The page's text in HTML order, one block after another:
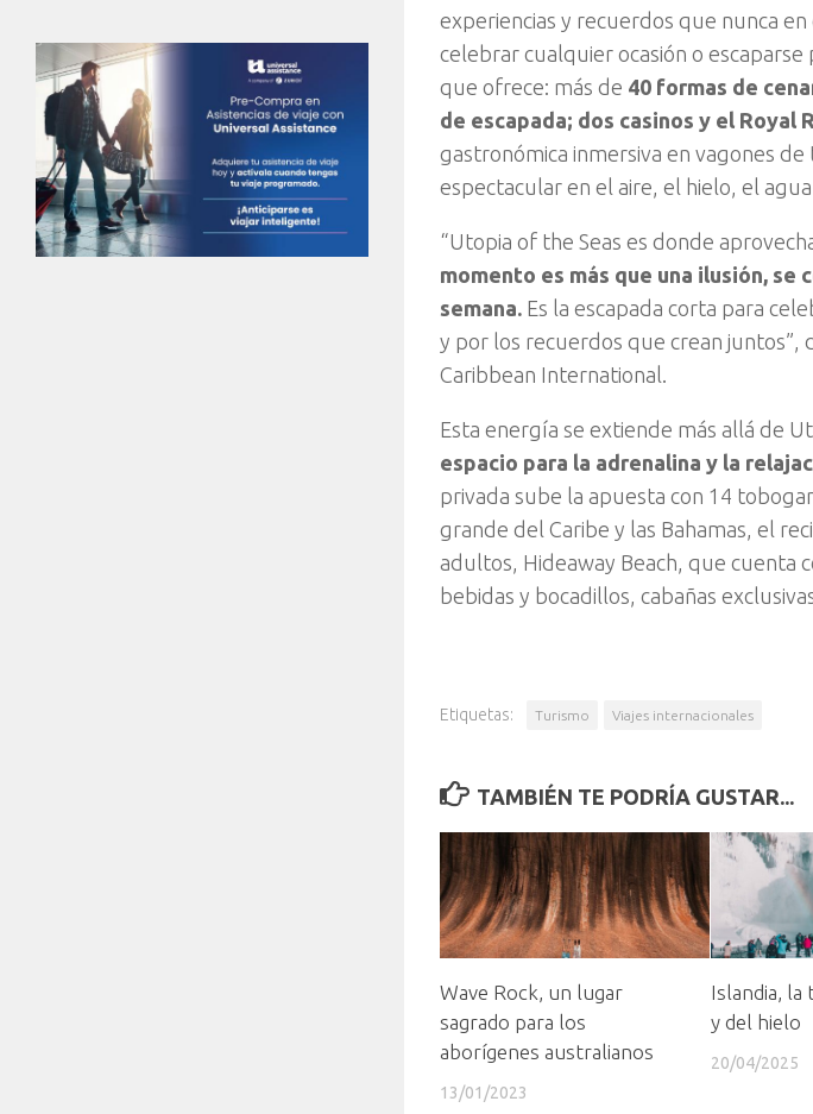
experiencias y recuerdos que nunca
celebrar cualquier ocasión o
que ofrece: más de 40 formas de
de escapada; dos casinos y el Royal
gastronómica inmersiva en vagones
espectacular en el aire, el hielo, el agua
“Utopia of the Seas es donde
momento es más que una ilusión,
semana. Es la escapada corta para
y por los recuerdos que crean juntos”,
Caribbean International.
Esta energía se extiende más allá de
espacio para la adrenalina y la
privada sube la apuesta con 14
grande del Caribe y las Bahamas, el
adultos, Hideaway Beach, que cuenta
bebidas y bocadillos, cabañas
Etiquetas: Turismo Viajes internacionales
TAMBIÉN TE PODRÍA GUSTAR...
Wave Rock, un lugar
sagrado para los
aborígenes australianos
13/01/2023
Islandia, la
y del hielo
20/04/2025